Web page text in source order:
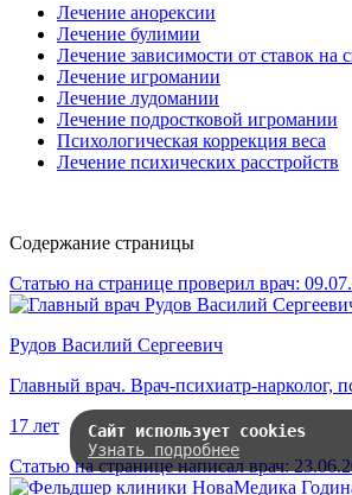
Лечение анорексии
Лечение булимии
Лечение зависимости от ставок на
Лечение игромании
Лечение лудомании
Лечение подростковой игромании
Психологическая коррекция веса
Лечение психических расстройств
Содержание страницы
Статью на странице проверил врач:
Рудов Василий Сергеевич
Главный врач. Врач-психиатр-нарколог,
17 лет
Статью на странице написал врач:
Сайт использует cookies
Узнать подробнее